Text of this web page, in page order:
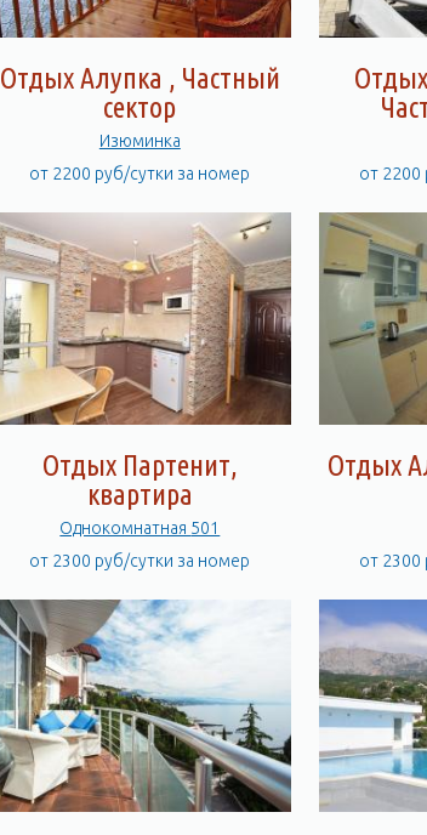
Отдых Алупка , Частный
сектор
Изюминка
от 2200 руб/сутки за номер
от 2200
Отдых Партенит,
квартира
Однокомнатная 501
от 2300 руб/сутки за номер
Отдых
от 2300